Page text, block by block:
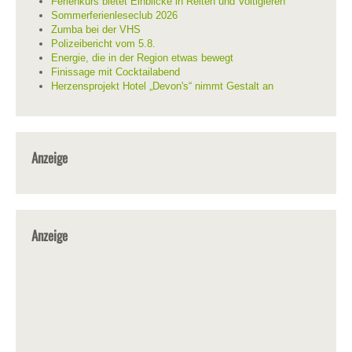
Sommerferienleseclub 2026
Zumba bei der VHS
Polizeibericht vom 5.8.
Energie, die in der Region etwas bewegt
Finissage mit Cocktailabend
Herzensprojekt Hotel „Devon's“ nimmt Gestalt an
Anzeige
Anzeige